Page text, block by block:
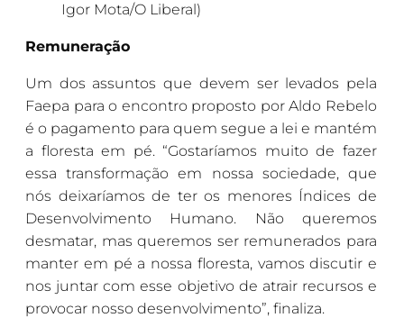
Igor Mota/O Liberal)
Remuneração
Um dos assuntos que devem ser levados pela
Faepa para o encontro proposto por Aldo Rebelo
é o pagamento para quem segue a lei e mantém
a floresta em pé. “Gostaríamos muito de fazer
essa transformação em nossa sociedade, que
nós deixaríamos de ter os menores Índices de
Desenvolvimento Humano. Não queremos
desmatar, mas queremos ser remunerados para
manter em pé a nossa floresta, vamos discutir e
nos juntar com esse objetivo de atrair recursos e
provocar nosso desenvolvimento”, finaliza.